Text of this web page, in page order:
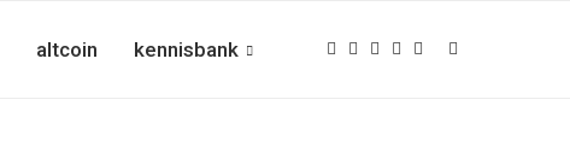
altcoin kennisbank